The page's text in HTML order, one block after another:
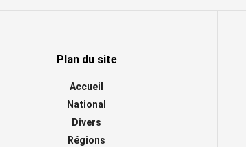
Plan du site
Accueil
National
Divers
Régions